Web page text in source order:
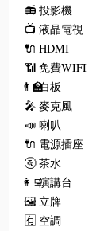
📻 投影機
📺 液晶電視
🔌 HDMI
📶 免費WIFI
👨‍🏫白板
🎤 麥克風
📣 喇叭
🔌 電源插座
🚰 茶水
👩‍💻演講台
🖼️ 立牌
🈶 空調